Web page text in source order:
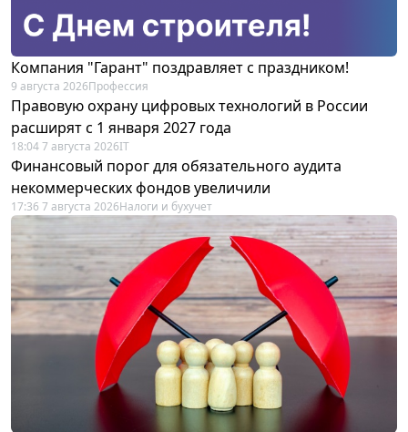
Компания "Гарант" поздравляет с праздником!
9 августа 2026Профессия
Правовую охрану цифровых технологий в России
расширят с 1 января 2027 года
18:04 7 августа 2026IT
Финансовый порог для обязательного аудита
некоммерческих фондов увеличили
17:36 7 августа 2026Налоги и бухучет